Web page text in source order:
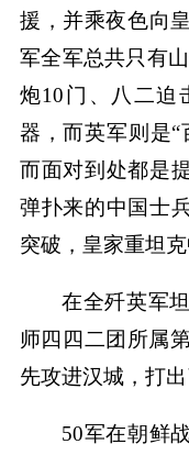
援，并乘夜色向
军全军总共只有
炮10门、八二迫
器，而英军则是“
而面对到处都是
弹扑来的中国士
突破，皇家重坦克
在全歼英军
师四四二团所属
先攻进汉城，打
50军在朝鲜